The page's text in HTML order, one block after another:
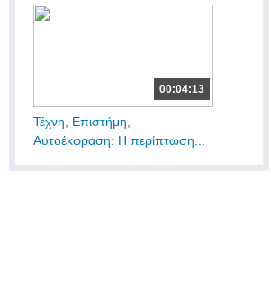
00:04:13
Τέχνη, Επιστήμη,
Αυτοέκφραση: Η περίπτωση...